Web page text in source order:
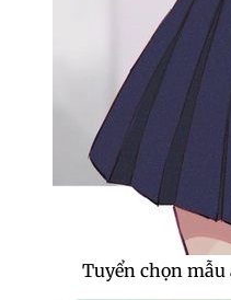
Tuyển chọn mẫu